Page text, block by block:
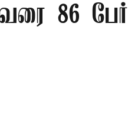
86 பேர்